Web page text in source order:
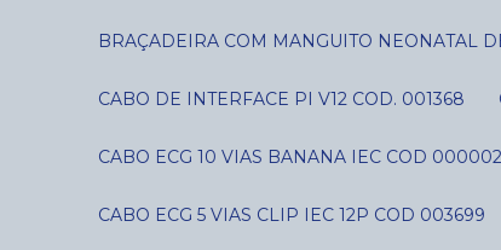
BRAÇADEIRA COM MANGUITO NEONATAL
CABO DE INTERFACE PI V12 COD. 001368
CABO ECG 10 VIAS BANANA IEC COD 000002
CABO ECG 5 VIAS CLIP IEC 12P COD 003699